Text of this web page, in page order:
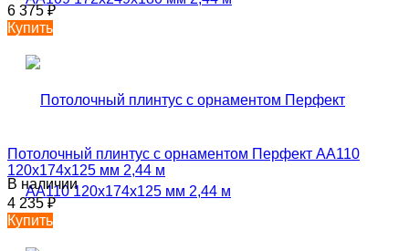
6 375₽
Купить
Потолочный плинтус с орнаментом Перфект AA110
120х174х125 мм 2,44 м
В наличии
4 235₽
Купить